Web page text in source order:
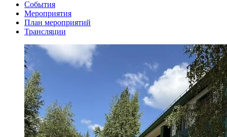
События
Мероприятия
План мероприятий
Трансляции